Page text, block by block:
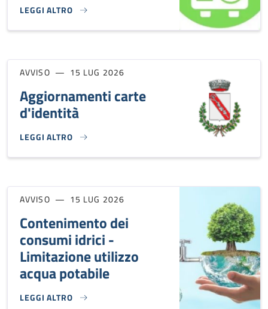
LEGGI ALTRO
CONTRIBUTO PROVINCIALE PER LA PULIZIA DI IMPIANTI A
AVVISO 15 LUG 2026
Aggiornamenti carte
d'identità
LEGGI ALTRO
AGGIORNAMENTI CARTE D'IDENTITÀ }
AVVISO 15 LUG 2026
Contenimento dei
consumi idrici -
Limitazione utilizzo
acqua potabile
LEGGI ALTRO
CONTENIMENTO DEI CONSUMI IDRICI - LIMITAZIONE